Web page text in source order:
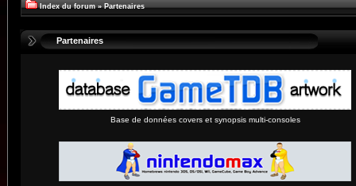
Index du forum » Partenaires
Partenaires
Base de données covers et synopsis multi-consoles